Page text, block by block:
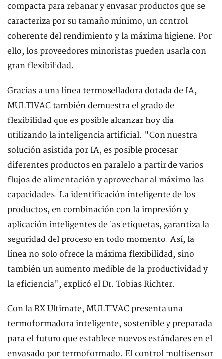
compacta para rebanar y envasar productos que se
caracteriza por su tamaño mínimo, un control
coherente del rendimiento y la máxima higiene. Por
ello, los proveedores minoristas pueden usarla con
gran flexibilidad.
Gracias a una línea termoselladora dotada de IA,
MULTIVAC también demuestra el grado de
flexibilidad que es posible alcanzar hoy día
utilizando la inteligencia artificial. "Con nuestra
solución asistida por IA, es posible procesar
diferentes productos en paralelo a partir de varios
flujos de alimentación y aprovechar al máximo las
capacidades. La identificación inteligente de los
productos, en combinación con la impresión y
aplicación inteligentes de las etiquetas, garantiza la
seguridad del proceso en todo momento. Así, la
línea no solo ofrece la máxima flexibilidad, sino
también un aumento medible de la productividad y
la eficiencia", explicó el Dr. Tobias Richter.
Con la RX Ultimate, MULTIVAC presenta una
termoformadora inteligente, sostenible y preparada
para el futuro que establece nuevos estándares en el
envasado por termoformado. El control multisensor